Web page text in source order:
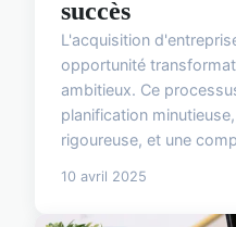
succès
L'acquisition
opportunité
ambitieux. Ce
planification
rigoureuse, et une
10 avril 2025